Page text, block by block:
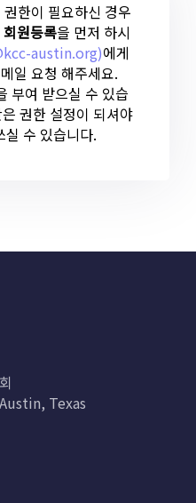
한이 필요하신 경우
회원등록을 먼저 하시
austin.org)에게
일 요청 해주세요.
부여 받으실 수 있습
권한 설정이 되셔야
실 수 있습니다.
Texas